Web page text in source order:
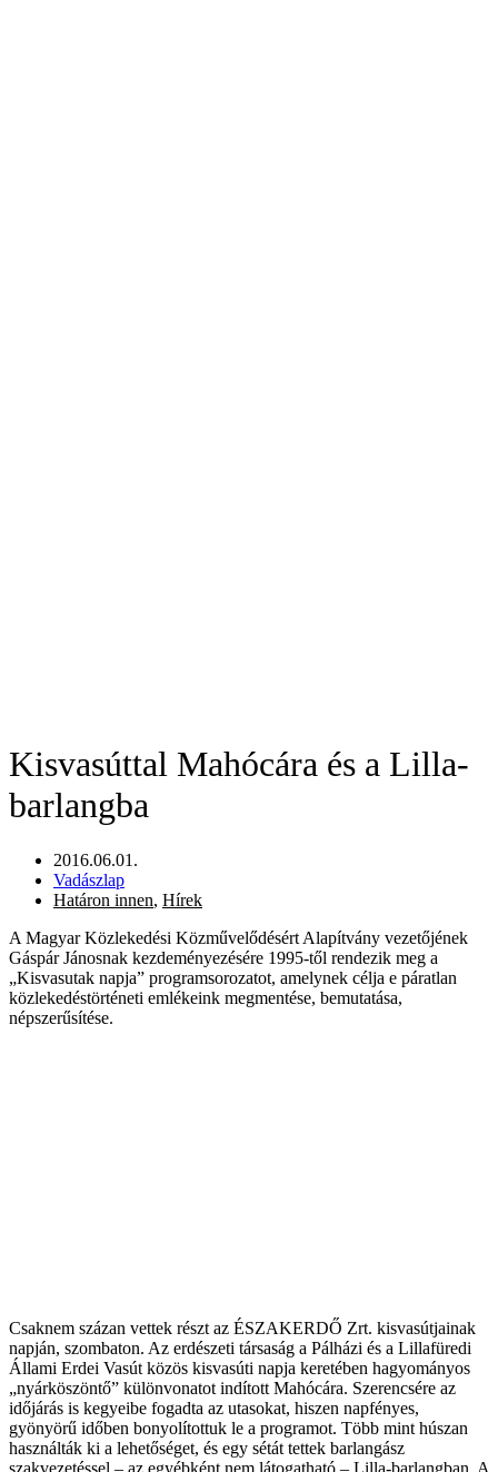
Kisvasúttal Mahócára és a Lilla-
barlangba
2016.06.01.
Vadászlap
Határon innen, Hírek
A Magyar Közlekedési Közművelődésért Alapítvány vezetőjének
Gáspár Jánosnak kezdeményezésére 1995-től rendezik meg a
„Kisvasutak napja” programsorozatot, amelynek célja e páratlan
közlekedéstörténeti emlékeink megmentése, bemutatása,
népszerűsítése.
Csaknem százan vettek részt az ÉSZAKERDŐ Zrt. kisvasútjainak
napján, szombaton. Az erdészeti társaság a Pálházi és a Lillafüredi
Állami Erdei Vasút közös kisvasúti napja keretében hagyományos
„nyárköszöntő” különvonatot indított Mahócára. Szerencsére az
időjárás is kegyeibe fogadta az utasokat, hiszen napfényes,
gyönyörű időben bonyolítottuk le a programot. Több mint húszan
használták ki a lehetőséget, és egy sétát tettek barlangász
szakvezetéssel – az egyébként nem látogatható – Lilla-barlangban. A